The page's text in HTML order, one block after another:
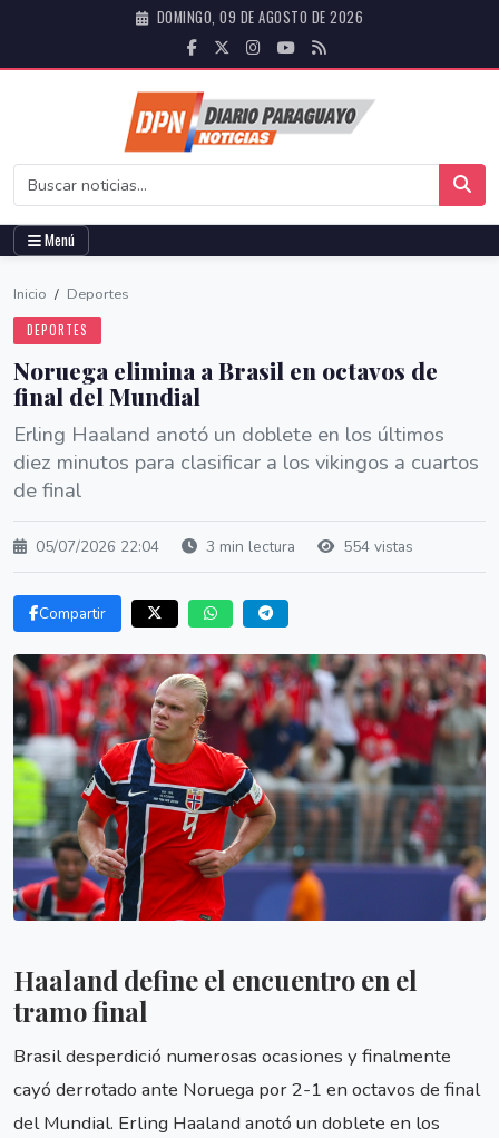
DOMINGO, 09 DE AGOSTO DE 2026
Menú
Inicio / Deportes
DEPORTES
Noruega elimina a Brasil en octavos de
final del Mundial
Erling Haaland anotó un doblete en los últimos
diez minutos para clasificar a los vikingos a cuartos
de final
05/07/2026 22:04 3 min lectura 554 vistas
Compartir
Haaland define el encuentro en el
tramo final
Brasil desperdició numerosas ocasiones y finalmente
cayó derrotado ante Noruega por 2-1 en octavos de final
del Mundial. Erling Haaland anotó un doblete en los